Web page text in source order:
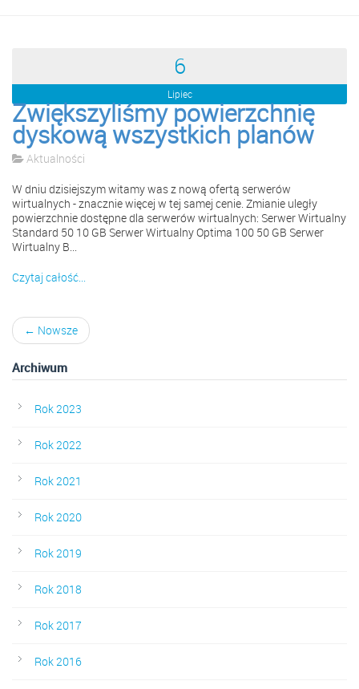
6
Lipiec
Zwiększyliśmy powierzchnię
dyskową wszystkich planów
Aktualności
W dniu dzisiejszym witamy was z nową ofertą serwerów
wirtualnych - znacznie więcej w tej samej cenie. Zmianie uległy
powierzchnie dostępne dla serwerów wirtualnych: Serwer Wirtualny
Standard 50 10 GB Serwer Wirtualny Optima 100 50 GB Serwer
Wirtualny B...
Czytaj całość...
← Nowsze
Archiwum
Rok 2023
Rok 2022
Rok 2021
Rok 2020
Rok 2019
Rok 2018
Rok 2017
Rok 2016